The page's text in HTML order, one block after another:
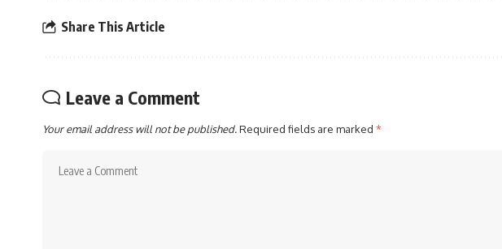
Share This Article
Leave a Comment
Your email address will not be published.Required fields are marked *